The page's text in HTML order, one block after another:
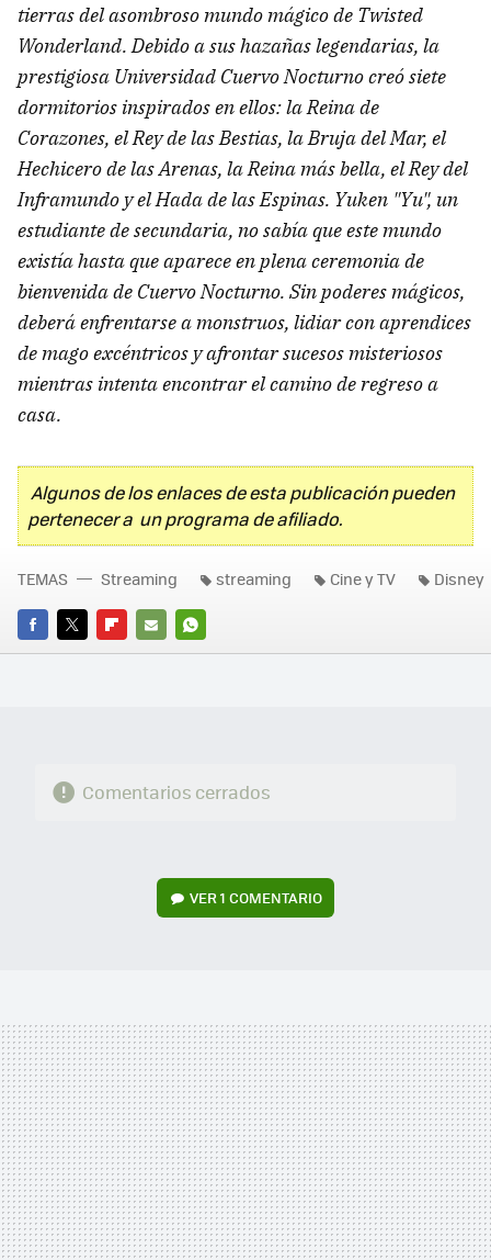
tierras del asombrosomundo mágico de Twisted
Wonderland. Debido a sus hazañas legendarias, la
prestigiosa Universidad Cuervo Nocturno creó siete
dormitorios inspirados en ellos: la Reina de
Corazones, el Rey de las Bestias, la Bruja del Mar, el
Hechicero de las Arenas, la Reina más bella, el Rey del
Inframundo y el Hada de las Espinas. Yuken "Yu", un
estudiante de secundaria, no sabía que este mundo
existía hasta que aparece en plena ceremonia de
bienvenida de Cuervo Nocturno. Sin poderes mágicos,
deberá enfrentarse a monstruos, lidiar con aprendices
de mago excéntricos y afrontar sucesos misteriosos
mientras intenta encontrar el camino de regreso a
casa.
Algunos de los enlaces de esta publicación pueden
pertenecer a un programa de afiliado.
FACEBOOK
TWITTERFLIPBOARD
E-
WHATSAPP
TEMAS Streaming streaming Cine y TV Disney
Comentarios cerrados
VER1 COMENTARIO